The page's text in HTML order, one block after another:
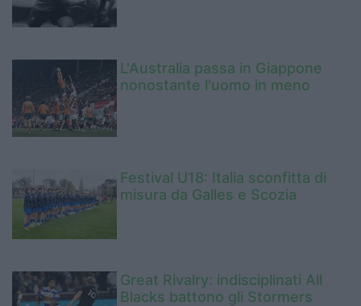
L'Australia passa in Giappone
nonostante l'uomo in meno
Festival U18: Italia sconfitta di
misura da Galles e Scozia
Great Rivalry: indisciplinati All
Blacks battono gli Stormers